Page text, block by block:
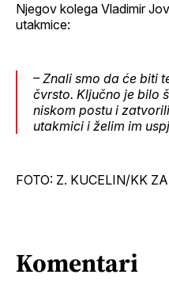
Njegov kolega Vladimir
utakmice:
– Znali smo da će biti
čvrsto. Ključno je bilo
niskom postu i
utakmici i želim im
FOTO: Z. KUCELIN/KK
Komentari